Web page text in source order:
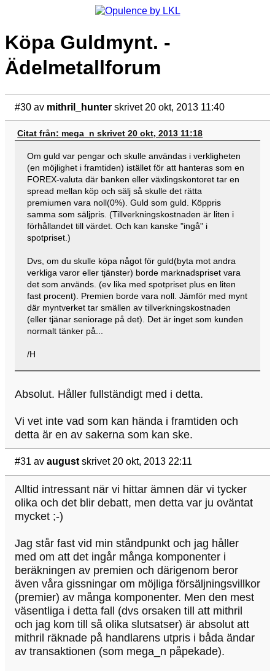
Köpa Guldmynt. -
Ädelmetallforum
#30 av mithril_hunter skrivet 20 okt, 2013 11:40
Citat från: mega_n skrivet 20 okt, 2013 11:18
Om guld var pengar och skulle användas i verkligheten
(en möjlighet i framtiden) istället för att hanteras som en
FOREX-valuta där banken eller växlingskontoret tar en
spread mellan köp och sälj så skulle det rätta
premiumen vara noll(0%). Guld som guld. Köppris
samma som säljpris. (Tillverkningskostnaden är liten i
förhållandet till värdet. Och kan kanske "ingå" i
spotpriset.)
Dvs, om du skulle köpa något för guld(byta mot andra
verkliga varor eller tjänster) borde marknadspriset vara
det som används. (ev lika med spotpriset plus en liten
fast procent). Premien borde vara noll. Jämför med mynt
där myntverket tar smällen av tillverkningskostnaden
(eller tjänar seniorage på det). Det är inget som kunden
normalt tänker på...
/H
Absolut. Håller fullständigt med i detta.
Vi vet inte vad som kan hända i framtiden och
detta är en av sakerna som kan ske.
#31 av august skrivet 20 okt, 2013 22:11
Alltid intressant när vi hittar ämnen där vi tycker
olika och det blir debatt, men detta var ju oväntat
mycket ;-)
Jag står fast vid min ståndpunkt och jag håller
med om att det ingår många komponenter i
beräkningen av premien och därigenom beror
även våra gissningar om möjliga försäljningsvillkor
(premier) av många komponenter. Men den mest
väsentliga i detta fall (dvs orsaken till att mithril
och jag kom till så olika slutsatser) är absolut att
mithril räknade på handlarens utpris i båda ändar
av transaktionen (som mega_n påpekade).